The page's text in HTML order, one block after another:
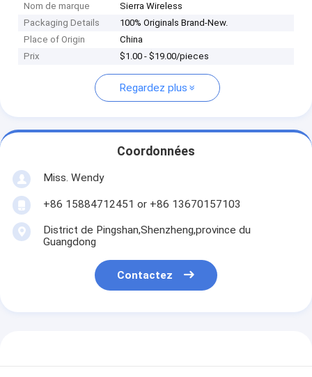
Nom de marque
Sierra Wireless
Packaging Details
100% Originals Brand-New.
Place of Origin
China
Prix
$1.00 - $19.00/pieces
Regardez plus
Coordonnées
Miss. Wendy
+86 15884712451 or +86 13670157103
District de Pingshan,Shenzheng,province du
Guangdong
Contactez